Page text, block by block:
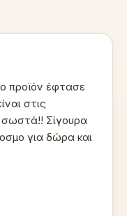
προϊόν έφτασε
στις
Σίγουρα
για δώρα και